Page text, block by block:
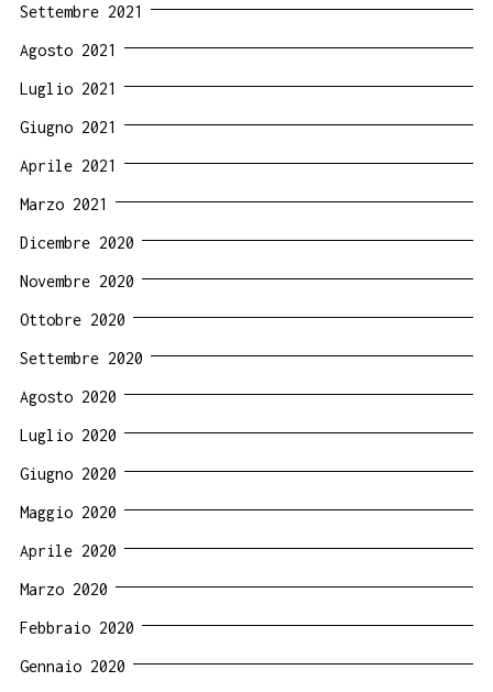
Settembre 2021
Agosto 2021
Luglio 2021
Giugno 2021
Aprile 2021
Marzo 2021
Dicembre 2020
Novembre 2020
Ottobre 2020
Settembre 2020
Agosto 2020
Luglio 2020
Giugno 2020
Maggio 2020
Aprile 2020
Marzo 2020
Febbraio 2020
Gennaio 2020